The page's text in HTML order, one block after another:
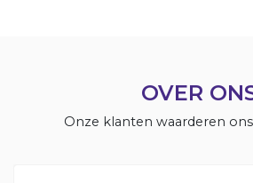
OVER
Onze klanten waarderen